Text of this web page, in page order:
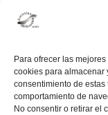
Para ofrecer las
cookies para almacenar
consentimiento de
comportamiento de
No consentir o retirar el
Técnicas y Consejos